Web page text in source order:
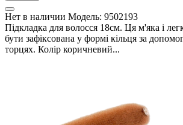
Нет в наличии Модель: 9502193
Підкладка для волосся 18см. Ця м'яка і
бути зафіксована у формі кільця за
торцях. Колір коричневий...